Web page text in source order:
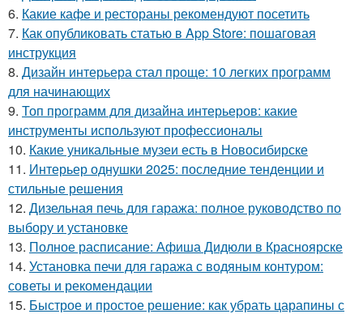
6. Какие кафе и рестораны рекомендуют посетить
7. Как опубликовать статью в App Store: пошаговая
инструкция
8. Дизайн интерьера стал проще: 10 легких программ
для начинающих
9. Топ программ для дизайна интерьеров: какие
инструменты используют профессионалы
10. Какие уникальные музеи есть в Новосибирске
11. Интерьер однушки 2025: последние тенденции и
стильные решения
12. Дизельная печь для гаража: полное руководство по
выбору и установке
13. Полное расписание: Афиша Дидюли в Красноярске
14. Установка печи для гаража с водяным контуром:
советы и рекомендации
15. Быстрое и простое решение: как убрать царапины с